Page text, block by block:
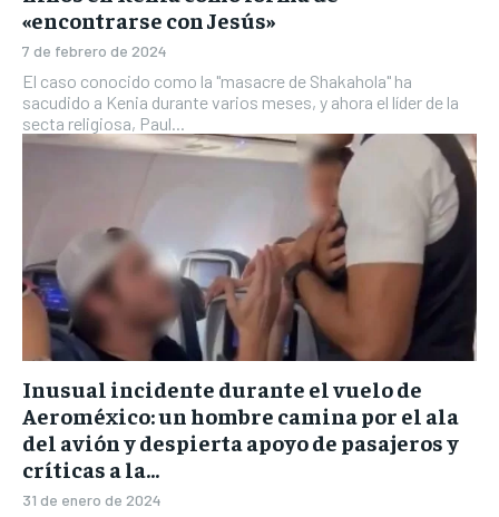
«encontrarse con Jesús»
7 de febrero de 2024
El caso conocido como la "masacre de Shakahola" ha
sacudido a Kenia durante varios meses, y ahora el líder de la
secta religiosa, Paul...
Inusual incidente durante el vuelo de
Aeroméxico: un hombre camina por el ala
del avión y despierta apoyo de pasajeros y
críticas a la...
31 de enero de 2024